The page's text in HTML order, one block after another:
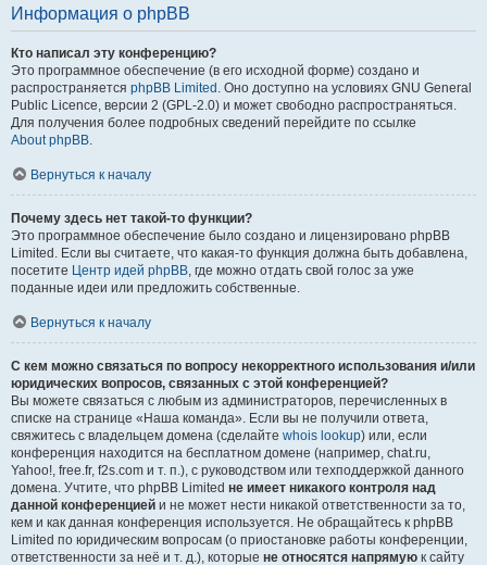
Информация о phpBB
Кто написал эту конференцию?
Это программное обеспечение (в его исходной форме) создано и
распространяется phpBB Limited . Оно доступно на условиях GNU General
Public Licence, версии 2 (GPL-2.0) и может свободно распространяться.
Для получения более подробных сведений перейдите по ссылке
About phpBB.
Вернуться к началу
Почему здесь нет такой-то функции?
Это программное обеспечение было создано и лицензировано phpBB
Limited. Если вы считаете, что какая-то функция должна быть добавлена,
посетите Центр идей phpBB, где можно отдать свой голос за уже
поданные идеи или предложить собственные.
Вернуться к началу
С кем можно связаться по вопросу некорректного использования и/или
юридических вопросов, связанных с этой конференцией?
Вы можете связаться с любым из администраторов, перечисленных в
списке на странице «Наша команда». Если вы не получили ответа,
свяжитесь с владельцем домена (сделайте whois lookup) или, если
конференция находится на бесплатном домене (например, chat.ru,
Yahoo!, free.fr, f2s.com и т. п.), с руководством или техподдержкой данного
домена. Учтите, что phpBB Limited не имеет никакого контроля над
данной конференцией и не может нести никакой ответственности за то,
кем и как данная конференция используется. Не обращайтесь к phpBB
Limited по юридическим вопросам (о приостановке работы конференции,
ответственности за неё и т. д.), которые не относятся напрямую к сайту